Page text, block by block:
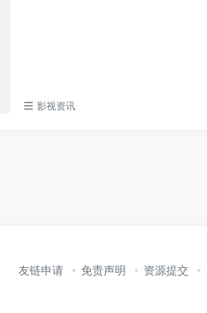
影视资讯
友链申请 免责声明 资源提交